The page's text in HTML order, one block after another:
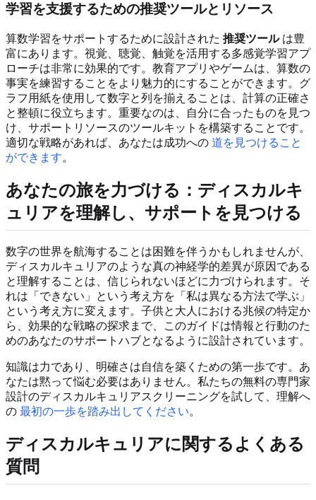
学習を支援するための推奨ツールとリソース
算数学習をサポートするために設計された 推奨ツールは豊
富にあります。視覚、聴覚、触覚を活用する多感覚学習アプ
ローチは非常に効果的です。教育アプリやゲームは、算数の
事実を練習することをより魅力的にすることができます。グ
ラフ用紙を使用して数字と列を揃えることは、計算の正確さ
と整頓に役立ちます。重要なのは、自分に合ったものを見つ
け、サポートリソースのツールキットを構築することです。
適切な戦略があれば、あなたは成功への 道を見つけること
ができます。
あなたの旅を力づける：ディスカルキ
ュリアを理解し、サポートを見つける
数字の世界を航海することは困難を伴うかもしれませんが、
ディスカルキュリアのような真の神経学的差異が原因である
と理解することは、信じられないほどに力づけられます。そ
れは「できない」という考え方を「私は異なる方法で学ぶ」
という考え方に変えます。子供と大人における兆候の特定か
ら、効果的な戦略の探求まで、このガイドは情報と行動のた
めのあなたのサポートハブとなるように設計されています。
知識は力であり、明確さは自信を築くための第一歩です。あ
なたは黙って悩む必要はありません。私たちの無料の専門家
設計のディスカルキュリアスクリーニングを試して、理解へ
の 最初の一歩を踏み出してください。
ディスカルキュリアに関するよくある
質問